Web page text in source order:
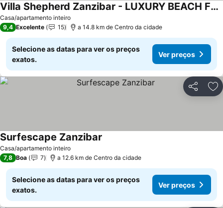
Casa/apartamento inteiro
Villa Shepherd Zanzibar - LUXURY BEACH FRONT - KIWENGWA
9,4 Excelente 15 a 14.8 km de Centro da cidade
Selecione as datas para ver os preços
exatos.
Ver preços
Partilhar
Casa/apartamento inteiro
Surfescape Zanzibar
7,8 Boa 7 a 12.6 km de Centro da cidade
Selecione as datas para ver os preços
exatos.
Ver preços